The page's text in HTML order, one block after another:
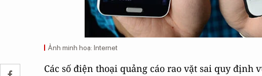
Ảnh minh hoạ: Internet
Các số điện thoại quảng cáo rao vặt sai quy định